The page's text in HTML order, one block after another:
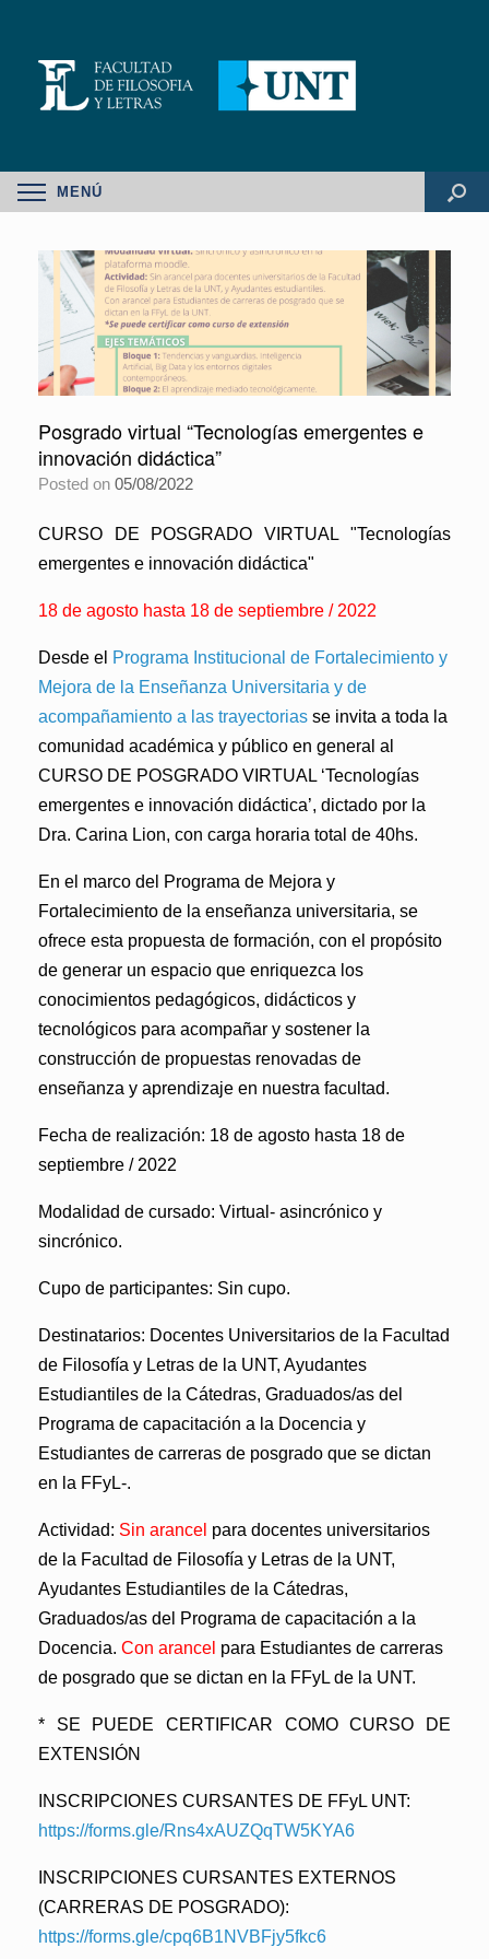
MENÚ
Posgrado virtual “Tecnologías emergentes e
innovación didáctica”
Posted on 05/08/2022
CURSO DE POSGRADO VIRTUAL "Tecnologías
emergentes e innovación didáctica"
18 de agosto hasta 18 de septiembre / 2022
Desde el Programa Institucional de Fortalecimiento y
Mejora de la Enseñanza Universitaria y de
acompañamiento a las trayectorias se invita a toda la
comunidad académica y público en general al
CURSO DE POSGRADO VIRTUAL ‘Tecnologías
emergentes e innovación didáctica’, dictado por la
Dra. Carina Lion, con carga horaria total de 40hs.
En el marco del Programa de Mejora y
Fortalecimiento de la enseñanza universitaria, se
ofrece esta propuesta de formación, con el propósito
de generar un espacio que enriquezca los
conocimientos pedagógicos, didácticos y
tecnológicos para acompañar y sostener la
construcción de propuestas renovadas de
enseñanza y aprendizaje en nuestra facultad.
Fecha de realización: 18 de agosto hasta 18 de
septiembre / 2022
Modalidad de cursado: Virtual- asincrónico y
sincrónico.
Cupo de participantes: Sin cupo.
Destinatarios: Docentes Universitarios de la Facultad
de Filosofía y Letras de la UNT, Ayudantes
Estudiantiles de la Cátedras, Graduados/as del
Programa de capacitación a la Docencia y
Estudiantes de carreras de posgrado que se dictan
en la FFyL-.
Actividad: Sin arancel para docentes universitarios
de la Facultad de Filosofía y Letras de la UNT,
Ayudantes Estudiantiles de la Cátedras,
Graduados/as del Programa de capacitación a la
Docencia. Con arancel para Estudiantes de carreras
de posgrado que se dictan en la FFyL de la UNT.
* SE PUEDE CERTIFICAR COMO CURSO DE
EXTENSIÓN
INSCRIPCIONES CURSANTES DE FFyL UNT:
https://forms.gle/Rns4xAUZQqTW5KYA6
INSCRIPCIONES CURSANTES EXTERNOS
(CARRERAS DE POSGRADO):
https://forms.gle/cpq6B1NVBFjy5fkc6